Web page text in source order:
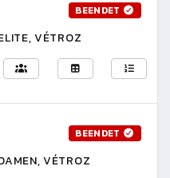
BEENDET
VÉTROZ
BEENDET
VÉTROZ